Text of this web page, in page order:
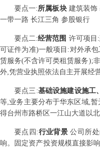
要点一:所属板块 建筑装饰
一带一路 长江三角 参股银行
要点二:经营范围 许可项目
可证件为准)一般项目:对外承
赁服务(不含许可类租赁服务);
外,凭营业执照依法自主开展经
要点三 :基础设施建设施工
等,业务主要分布于华东区域,
得台州市路桥区一江山大道以
要点 四 :行业背景公司所
响。固定资产投资规模直接影